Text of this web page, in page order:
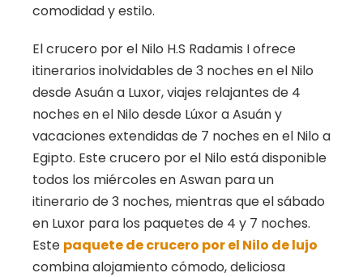
comodidad y estilo.
El crucero por el Nilo H.S Radamis I ofrece
itinerarios inolvidables de 3 noches en el Nilo
desde Asuán a Luxor, viajes relajantes de 4
noches en el Nilo desde Lúxor a Asuán y
vacaciones extendidas de 7 noches en el Nilo a
Egipto. Este crucero por el Nilo está disponible
todos los miércoles en Aswan para un
itinerario de 3 noches, mientras que el sábado
en Luxor para los paquetes de 4 y 7 noches.
Este paquete de crucero por el Nilo de lujo
combina alojamiento cómodo, deliciosa